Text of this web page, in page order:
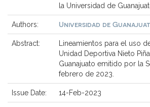
la Universidad de
Authors: Universidad de
Abstract:
Lineamientos para el uso
Unidad Deportiva Nieto
Guanajuato emitido por la
febrero de 2023.
Issue Date: 14-Feb-2023